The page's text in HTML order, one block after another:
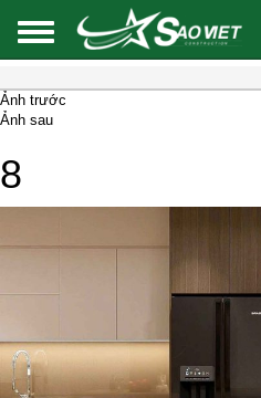
Ảnh trước
Ảnh sau
8